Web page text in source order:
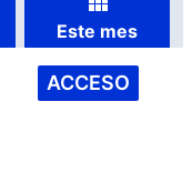
Este mes
ACCESO